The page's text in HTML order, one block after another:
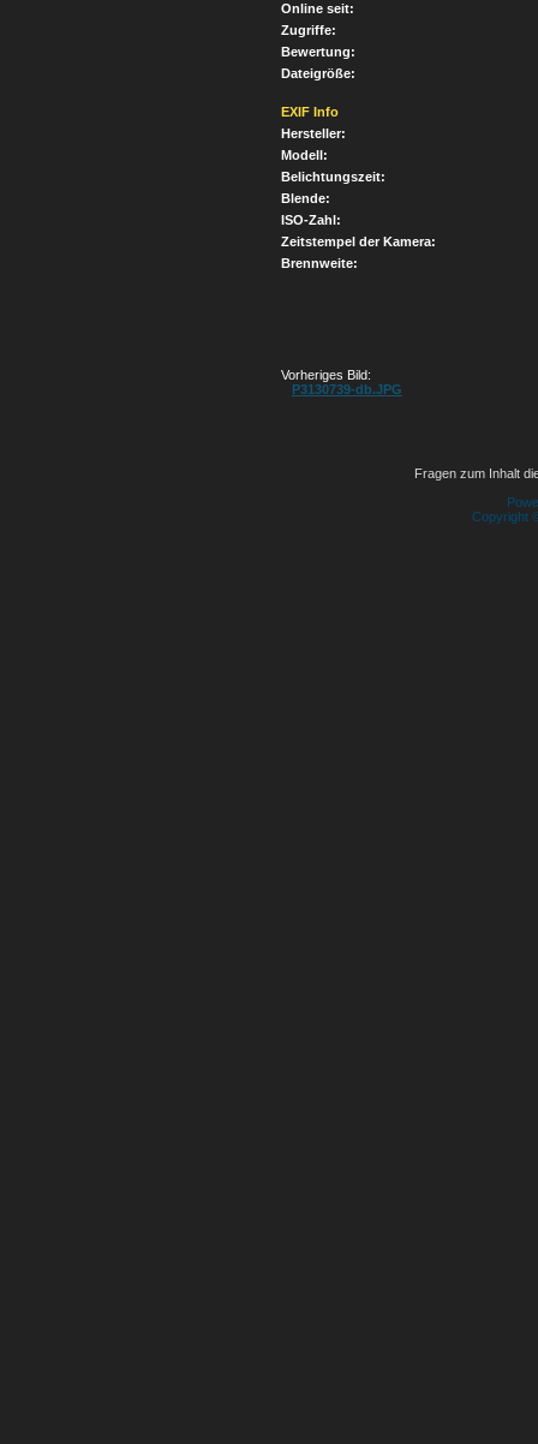
Online seit:
Zugriffe:
Bewertung:
Dateigröße:
EXIF Info
Hersteller:
Modell:
Belichtungszeit:
Blende:
ISO-Zahl:
Zeitstempel der Kamera:
Brennweite:
Vorheriges Bild:
P3130739-db.JPG
Fragen zum Inhalt
Copyright